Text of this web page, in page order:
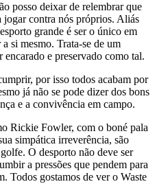
posso deixar de relembrar que
jogar contra nós próprios. Aliás
grande é ser o único em
si mesmo. Trata-se de um
encarado e preservado como tal.
por isso todos acabam por
já não se pode dizer dos bons
e a convivência em campo.
Rickie Fowler, com o boné pala
simpática irreverência, são
O desporto não deve ser
a pressões que pendem para
Todos gostamos de ver o Waste